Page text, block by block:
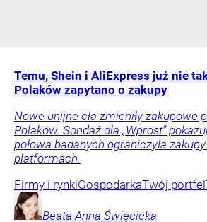
Temu, Shein i AliExpress już nie
Polaków zapytano o zakupy
Nowe unijne cła zmieniły zakupowe
Polaków. Sondaż dla „Wprost”
połowa badanych ograniczyła
platformach.
Firmy i rynkiGospodarkaTwój portfel
Beata Anna Święcicka